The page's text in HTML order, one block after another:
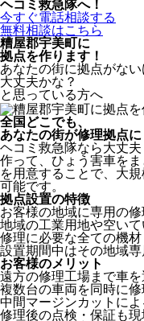
ヘコミ救急隊へ！
今すぐ電話相談する
無料相談はこちら
糟屋郡宇美町に
拠点を作ります！
あなたの街に拠点がな
大丈夫かな？
と思っている方へ
全国どこでも、
あなたの街が修理拠点に
ヘコミ救急隊なら大丈
作って、ひょう害車を
を用意することで、大
可能です。
拠点設置の特徴
お客様の地域に専用の
地域の工業用地や空い
修理に必要な全ての機
設置期間中はその地域
お客様のメリット
遠方の修理工場まで車
複数台の車両を同時に
中間マージンカットに
修理後の点検・保証も